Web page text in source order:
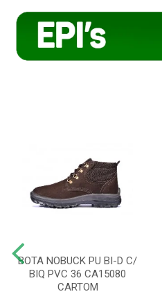
BOTA NOBUCK PU BI-D C/
BIQ PVC 36 CA15080
CARTOM